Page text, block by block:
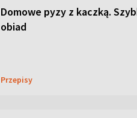
Domowe pyzy z kaczką.
obiad
Przepisy